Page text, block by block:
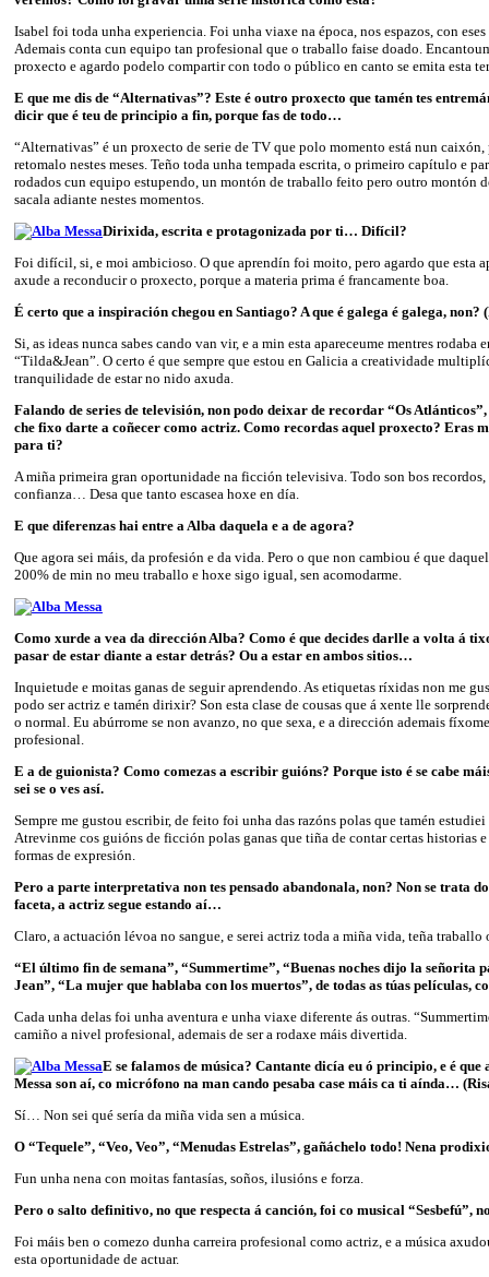
Isabel foi toda unha experiencia. Foi unha viaxe na época, nos espazos, con
Ademais conta cun equipo tan profesional que o traballo faise doado.
proxecto e agardo podelo compartir con todo o público en canto se emita esta
E que me dis de “Alternativas”? Este é outro proxecto que tamén tes
dicir que é teu de principio a fin, porque fas de todo…
“Alternativas” é un proxecto de serie de TV que polo momento está nun caixón,
retomalo nestes meses. Teño toda unha tempada escrita, o primeiro capítulo e
rodados cun equipo estupendo, un montón de traballo feito pero outro montón
sacala adiante nestes momentos.
Dirixida, escrita e protagonizada por ti… Difícil?
Foi difícil, si, e moi ambicioso. O que aprendín foi moito, pero agardo que esta
axude a reconducir o proxecto, porque a materia prima é francamente boa.
É certo que a inspiración chegou en Santiago? A que é galega é galega, non?
Si, as ideas nunca sabes cando van vir, e a min esta apareceume mentres rodaba
“Tilda&Jean”. O certo é que sempre que estou en Galicia a creatividade
tranquilidade de estar no nido axuda.
Falando de series de televisión, non podo deixar de recordar “Os
che fixo darte a coñecer como actriz. Como recordas aquel proxecto? Eras
para ti?
A miña primeira gran oportunidade na ficción televisiva. Todo son bos
confianza… Desa que tanto escasea hoxe en día.
E que diferenzas hai entre a Alba daquela e a de agora?
Que agora sei máis, da profesión e da vida. Pero o que non cambiou é que
200% de min no meu traballo e hoxe sigo igual, sen acomodarme.
Como xurde a vea da dirección Alba? Como é que decides darlle a volta á
pasar de estar diante a estar detrás? Ou a estar en ambos sitios…
Inquietude e moitas ganas de seguir aprendendo. As etiquetas ríxidas non me
podo ser actriz e tamén dirixir? Son esta clase de cousas que á xente lle
o normal. Eu abúrrome se non avanzo, no que sexa, e a dirección ademais
profesional.
E a de guionista? Como comezas a escribir guións? Porque isto é se cabe
sei se o ves así.
Sempre me gustou escribir, de feito foi unha das razóns polas que tamén
Atrevinme cos guións de ficción polas ganas que tiña de contar certas historias
formas de expresión.
Pero a parte interpretativa non tes pensado abandonala, non? Non se trata
faceta, a actriz segue estando aí…
Claro, a actuación lévoa no sangue, e serei actriz toda a miña vida, teña traballo
“El último fin de semana”, “Summertime”, “Buenas noches dijo la señorita
Jean”, “La mujer que hablaba con los muertos”, de todas as túas películas,
Cada unha delas foi unha aventura e unha viaxe diferente ás outras.
camiño a nivel profesional, ademais de ser a rodaxe máis divertida.
E se falamos de música? Cantante dicía eu ó principio, e é que
Messa son aí, co micrófono na man cando pesaba case máis ca ti aínda…
Sí… Non sei qué sería da miña vida sen a música.
O “Tequele”, “Veo, Veo”, “Menudas Estrelas”, gañáchelo todo! Nena
Fun unha nena con moitas fantasías, soños, ilusións e forza.
Pero o salto definitivo, no que respecta á canción, foi co musical “Sesbefú”,
Foi máis ben o comezo dunha carreira profesional como actriz, e a música
esta oportunidade de actuar.